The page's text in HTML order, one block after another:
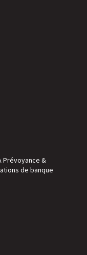
Prévoyance &
de banque